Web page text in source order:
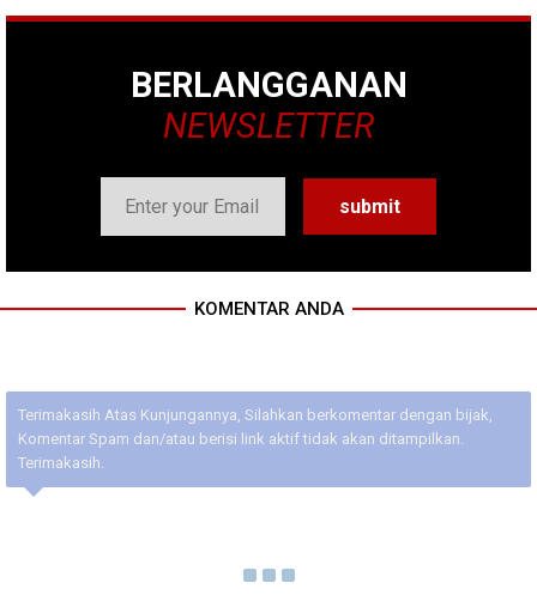
BERLANGGANAN
NEWSLETTER
KOMENTAR ANDA
Terimakasih Atas Kunjungannya, Silahkan berkomentar dengan bijak,
Komentar Spam dan/atau berisi link aktif tidak akan ditampilkan.
Terimakasih.